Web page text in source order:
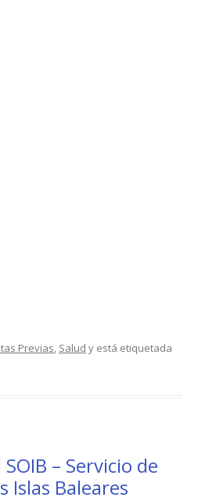
Previas, Salud y está etiquetada
– Servicio de
Islas Baleares